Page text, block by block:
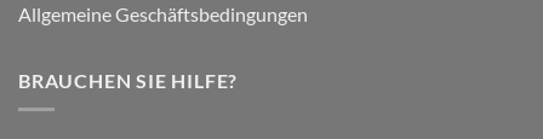
Allgemeine Geschäftsbedingungen
BRAUCHEN SIE HILFE?